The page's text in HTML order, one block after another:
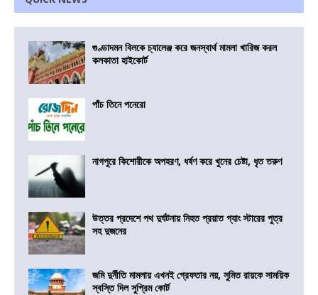
গুণ্ডাদমন বিলকে চ্যালেঞ্জ করে জনস্বার্থ মামলা খারিজ করল
কলকাতা হাইকোর্ট
পাঁচ তিনে পনেরো
নাগপুরে কিশোরীকে অপহরণ, ধর্ষণ করে খুনের চেষ্টা, ধৃত তরুণ
উত্তর প্রদেশে পথ দুর্ঘটনায় নিহত প্রয়াত গ্যাং স্টারের পুত্র
সহ দুজনের
জমি দুর্নীতি মামলায় এখনই গ্রেফতার নয়, সুমিত রায়কে সাময়িক
স্বস্তি দিল সুপ্রিম কোর্ট